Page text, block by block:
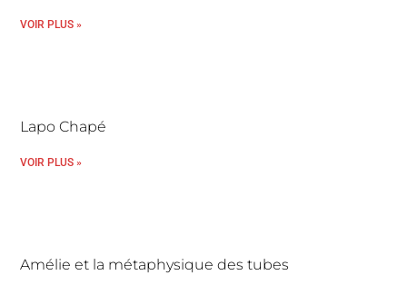
VOIR PLUS »
Lapo Chapé
VOIR PLUS »
Amélie et la métaphysique des tubes